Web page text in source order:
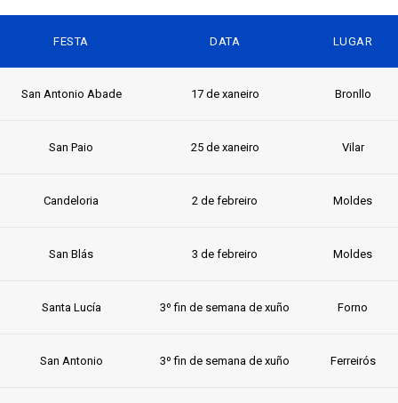
FESTA DATA LUGAR
San Antonio Abade 17 de xaneiro Bronllo
San Paio 25 de xaneiro Vilar
Candeloria 2 de febreiro Moldes
San Blás 3 de febreiro Moldes
Santa Lucía 3º fin de semana de xuño Forno
San Antonio 3º fin de semana de xuño Ferreirós